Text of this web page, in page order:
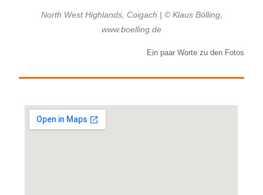
North West Highlands, Coigach | © Klaus Bölling,
www.boelling.de
Ein paar Worte zu den Fotos